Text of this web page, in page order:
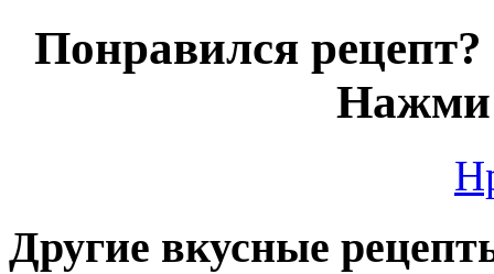
Понравился
Нажми
Другие вкусные